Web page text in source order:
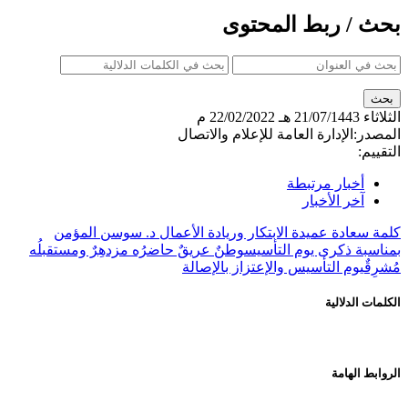
بحث / ربط المحتوى
الثلاثاء 21/07/1443 هـ
22/02/2022 م
المصدر: الإدارة العامة للإعلام والاتصال
التقييم:
أخبار مرتبطة
آخر الأخبار
كلمة سعادة عميدة الابتكار وريادة الأعمال د. سوسن المؤمن
بمناسبة ذكرى يوم التأسيسوطنٌ عريقٌ حاضرُه مزدهِرٌ ومستقبلُه
مُشرِقٌيوم التأسيس والإعتزاز بالإصالة
الكلمات الدلالية
الروابط الهامة